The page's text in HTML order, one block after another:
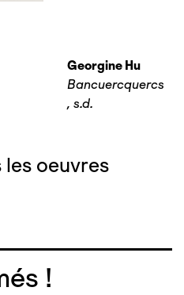
Georgine Hu
Bancuercquercs
, s.d.
les oeuvres
!